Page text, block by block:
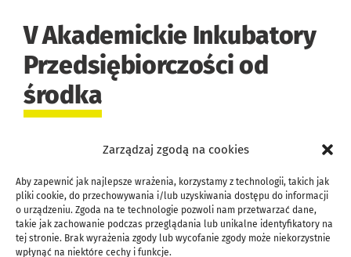
Zarządzaj zgodą na cookies
Aby zapewnić jak najlepsze wrażenia, korzystamy z technologii, takich jak
pliki cookie, do przechowywania i/lub uzyskiwania dostępu do informacji
o urządzeniu. Zgoda na te technologie pozwoli nam przetwarzać dane,
takie jak zachowanie podczas przeglądania lub unikalne identyfikatory na
tej stronie. Brak wyrażenia zgody lub wycofanie zgody może niekorzystnie
wpłynąć na niektóre cechy i funkcje.
V Akademickie Inkubatory
Przedsiębiorczości od
środka
Jak już wspomniałem – polecam odbyć
szkolenie organizowane przez AIP. Na nim
dowiesz się wszystkiego, między innymi tego
jak obsługiwać system i tworzyć faktury. Ja
tutaj opiszę te sprawy, które sprawiły mi na